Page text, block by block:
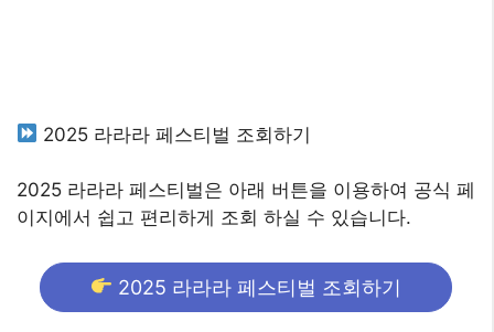
2025 라라라 페스티벌 조회하기
2025 라라라 페스티벌은 아래 버튼을 이용하여 공식 페
이지에서 쉽고 편리하게 조회 하실 수 있습니다.
2025 라라라 페스티벌 조회하기